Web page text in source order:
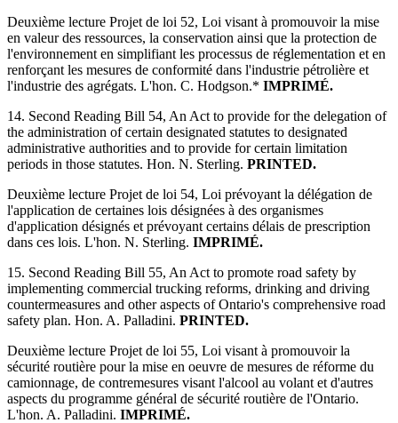
Deuxième lecture Projet de loi 52, Loi visant à promouvoir la mise
en valeur des ressources, la conservation ainsi que la protection de
l'environnement en simplifiant les processus de réglementation et en
renforçant les mesures de conformité dans l'industrie pétrolière et
l'industrie des agrégats. L'hon. C. Hodgson.* IMPRIMÉ.
14. Second Reading Bill 54, An Act to provide for the delegation of
the administration of certain designated statutes to designated
administrative authorities and to provide for certain limitation
periods in those statutes. Hon. N. Sterling. PRINTED.
Deuxième lecture Projet de loi 54, Loi prévoyant la délégation de
l'application de certaines lois désignées à des organismes
d'application désignés et prévoyant certains délais de prescription
dans ces lois. L'hon. N. Sterling. IMPRIMÉ.
15. Second Reading Bill 55, An Act to promote road safety by
implementing commercial trucking reforms, drinking and driving
countermeasures and other aspects of Ontario's comprehensive road
safety plan. Hon. A. Palladini. PRINTED.
Deuxième lecture Projet de loi 55, Loi visant à promouvoir la
sécurité routière pour la mise en oeuvre de mesures de réforme du
camionnage, de contremesures visant l'alcool au volant et d'autres
aspects du programme général de sécurité routière de l'Ontario.
L'hon. A. Palladini. IMPRIMÉ.